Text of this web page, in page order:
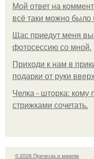
Мой ответ на
всё таки можно было
Щас приедут меня
фотосессию со мной.
Приходи к нам в
подарки от руки
Челка - шторка: кому
стрижками сочетать.
© 2026 Прическа и макияж